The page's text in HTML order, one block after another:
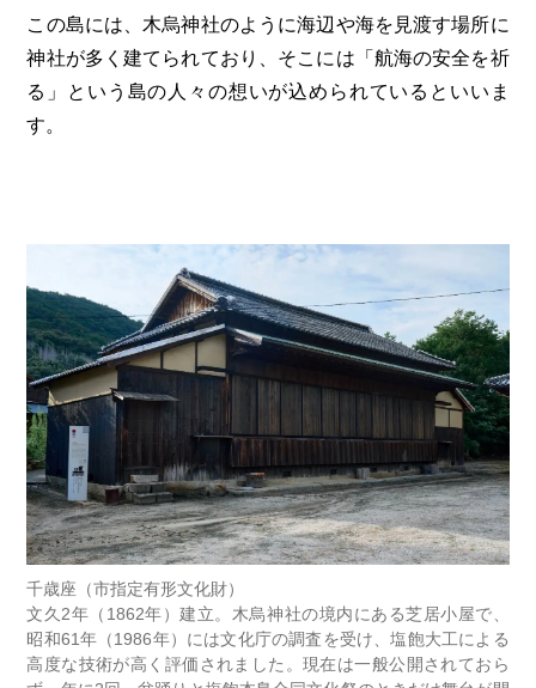
この島には、木烏神社のように海辺や海を見渡す場所に
神社が多く建てられており、そこには「航海の安全を祈
る」という島の人々の想いが込められているといいま
す。
千歳座（市指定有形文化財）
文久2年（1862年）建立。木烏神社の境内にある芝居小屋で、
昭和61年（1986年）には文化庁の調査を受け、塩飽大工による
高度な技術が高く評価されました。現在は一般公開されておら